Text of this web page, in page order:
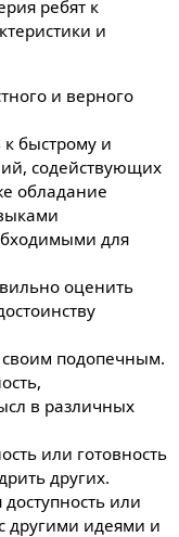
ребят к
и
и верного
к быстрому и
содействующих
обладание
для
оценить
подопечным.
в различных
или готовность
других.
или
другими идеями и